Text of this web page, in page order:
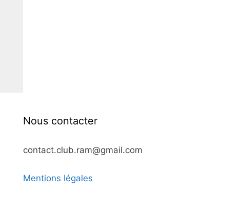
Nous contacter
contact.club.ram@gmail.com
Mentions légales